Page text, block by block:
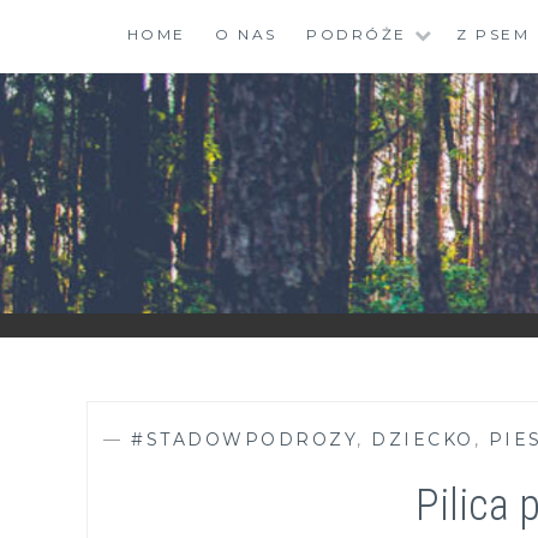
content
HOME O NAS PODRÓŻE Z PSEM
ZGRANESTADO.PL
FOTOGRAFICZNE ZAPISKI DNIA CODZIENNEGO
— #STADOWPODROZY, DZIECKO ,
Pilica